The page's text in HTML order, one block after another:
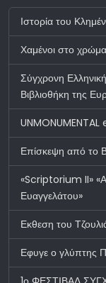
Ιστορία του
Χαμένοι στο χρώμα
Σύγχρονη
Βιβλιοθήκη της
Επίσκεψη από το
«Scriptorium II»
Ευαγγελάτου»
Εκθεση του
Εφυγε ο γλύπτης